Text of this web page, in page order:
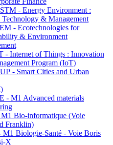
- Energy Environment :
Technology & Management
- Ecotechnologies for
& Environment
- Internet of Things : Innovation
Program (IoT)
- Smart Cities and Urban
- M1 Advanced materials
Bio-informatique (Voie
Franklin)
M1 Biologie-Santé - Voie Boris
X